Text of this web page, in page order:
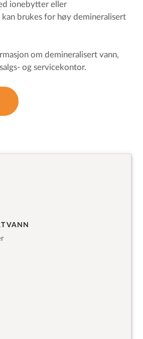
ionebytter eller
brukes for høy demineralisert
om demineralisert vann,
og servicekontor.
VANN